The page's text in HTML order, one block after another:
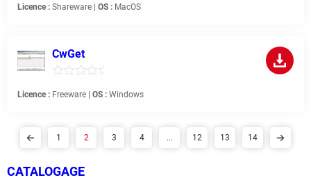
Licence : Shareware | OS : MacOS
CwGet
Licence : Freeware | OS : Windows
1 2 3 4 ... 12 13 14
CATALOGAGE